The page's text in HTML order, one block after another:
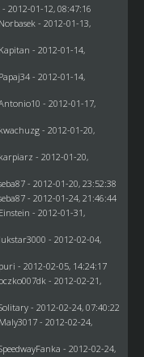
- 2012-01-12, 08:47:16
Norbasek- 2012-01-13,
Kapitan - 2012-01-14,
Papaj34- 2012-01-14,
- 2012-01-17,
kwachuzg- 2012-01-20,
karpiarz - 2012-01-20,
- 2012-01-20, 23:52:38
- 2012-01-24, 21:46:44
Einstein - 2012-01-31,
lukstar3000 - 2012-02-04,
puri - 2012-02-05, 14:24:17
- 2012-02-21,
- 2012-02-24, 07:40:22
Maly3017- 2012-02-24,
- 2012-02-24,